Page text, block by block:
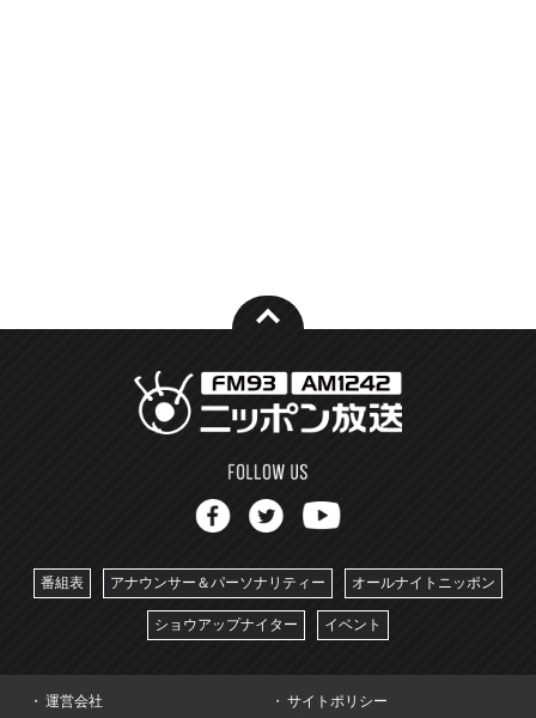
番組表 アナウンサー＆パーソナリティー オールナイトニッポン
ショウアップナイター イベント
運営会社
サイトポリシー